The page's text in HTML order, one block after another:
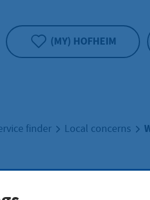
(MY) HOFHEIM
finder Local concerns